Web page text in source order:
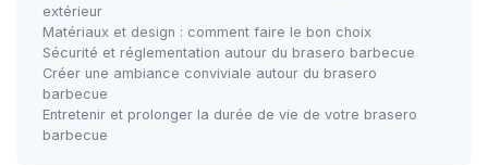
extérieur
Matériaux et design : comment faire le bon choix
Sécurité et réglementation autour du brasero barbecue
Créer une ambiance conviviale autour du brasero
barbecue
Entretenir et prolonger la durée de vie de votre brasero
barbecue